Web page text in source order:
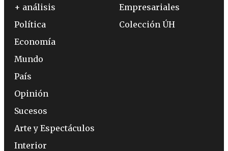
+ análisis
Política
Economía
Mundo
País
Opinión
Sucesos
Arte y Espectáculos
Interior
Empresariales
Colección ÚH